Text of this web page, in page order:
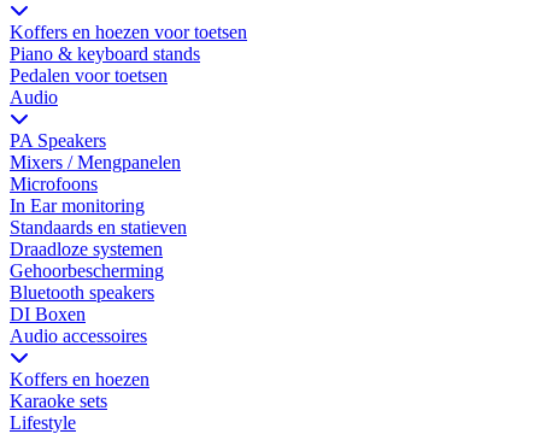
Koffers en hoezen voor toetsen
Piano & keyboard stands
Pedalen voor toetsen
Audio
PA Speakers
Mixers / Mengpanelen
Microfoons
In Ear monitoring
Standaards en statieven
Draadloze systemen
Gehoorbescherming
Bluetooth speakers
DI Boxen
Audio accessoires
Koffers en hoezen
Karaoke sets
Lifestyle